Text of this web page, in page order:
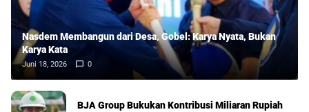
Nasdem Membangun dari Desa, Gobel: Karya Nyata, Bukan
Karya Kata
Juni 18, 2026 0
BJA Group Bukukan Kontribusi Miliaran Rupiah